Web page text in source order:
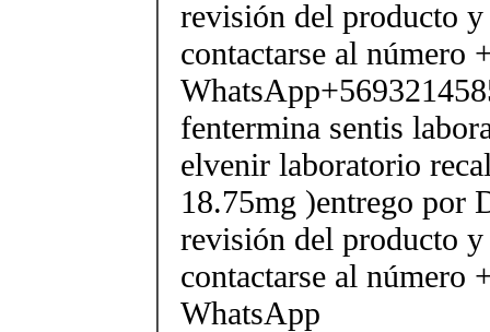
revisión del producto
contactarse al número
fentermina sentis
elvenir laboratorio
18.75mg )entrego por
revisión del producto
contactarse al número
WhatsApp